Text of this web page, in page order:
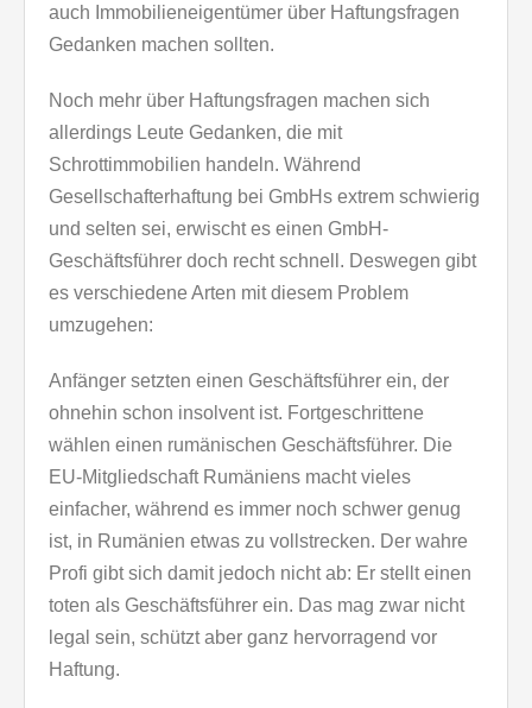
auch Immobilieneigentümer über Haftungsfragen
Gedanken machen sollten.
Noch mehr über Haftungsfragen machen sich
allerdings Leute Gedanken, die mit
Schrottimmobilien handeln. Während
Gesellschafterhaftung bei GmbHs extrem schwierig
und selten sei, erwischt es einen GmbH-
Geschäftsführer doch recht schnell. Deswegen gibt
es verschiedene Arten mit diesem Problem
umzugehen:
Anfänger setzten einen Geschäftsführer ein, der
ohnehin schon insolvent ist. Fortgeschrittene
wählen einen rumänischen Geschäftsführer. Die
EU-Mitgliedschaft Rumäniens macht vieles
einfacher, während es immer noch schwer genug
ist, in Rumänien etwas zu vollstrecken. Der wahre
Profi gibt sich damit jedoch nicht ab: Er stellt einen
toten als Geschäftsführer ein. Das mag zwar nicht
legal sein, schützt aber ganz hervorragend vor
Haftung.